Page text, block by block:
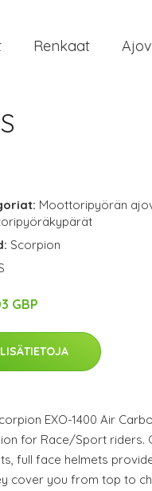
Renkaat
Moottoripyörän
Scorpion
GBP
LISÄTIETOJA
EXO-1400 Air
for Race/Sport riders.
full face helmets
cover you from top to